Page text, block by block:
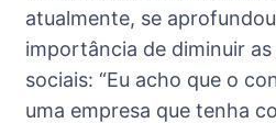
atualmente, se
importância de diminuir
sociais: “Eu acho que o
uma empresa que tenha